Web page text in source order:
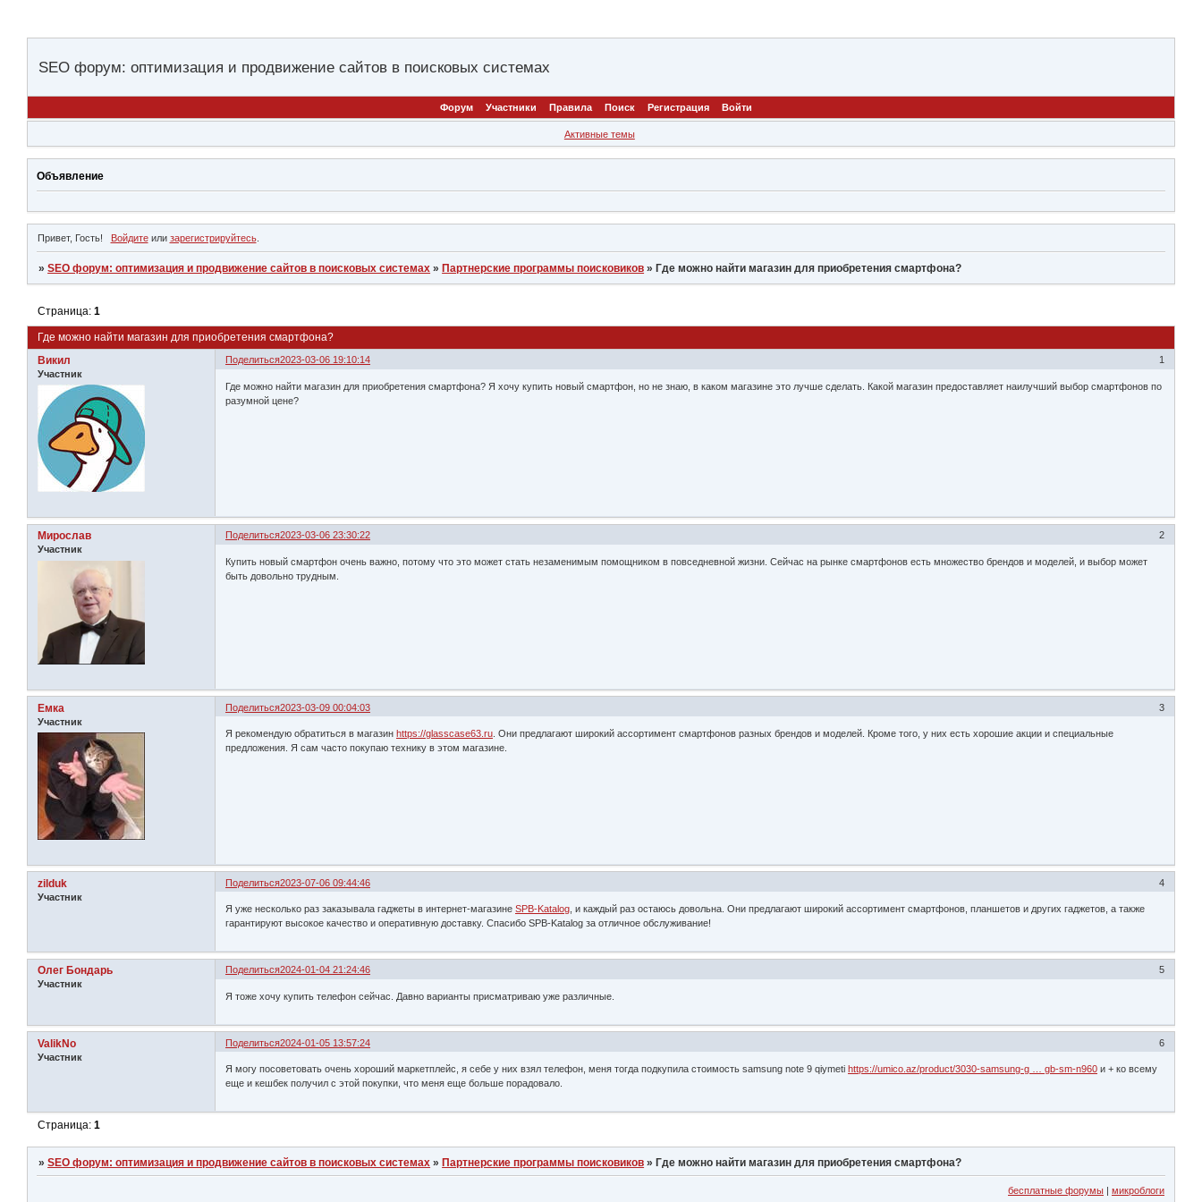
SEO форум: оптимизация и продвижение сайтов в поисковых системах
Форум Участники Правила Поиск Регистрация Войти
Активные темы
Объявление
Привет, Гость! Войдитеили зарегистрируйтесь.
»SEO форум: оптимизация и продвижение сайтов в поисковых системах » Партнерские программы поисковиков » Где можно найти магазин для приобретения смартфона?
Где можно найти магазин для приобретения смартфона?
Страница:1
Поделиться 1
2023-03-06 19:10:14
Викил
Участник
Где можно найти магазин для приобретения смартфона? Я хочу купить новый смартфон, но не знаю, в каком магазине это лучше сделать. Какой магазин предоставляет наилучший выбор смартфонов по
разумной цене?
Поделиться 2
2023-03-06 23:30:22
Мирослав
Участник
Купить новый смартфон очень важно, потому что это может стать незаменимым помощником в повседневной жизни. Сейчас на рынке смартфонов есть множество брендов и моделей, и выбор может
быть довольно трудным.
Поделиться 3
2023-03-09 00:04:03
Емка
Участник
Я рекомендую обратиться в магазинhttps://glasscase63.ru . Они предлагают широкий ассортимент смартфонов разных брендов и моделей. Кроме того, у них есть хорошие акции и специальные
предложения. Я сам часто покупаю технику в этом магазине.
Поделиться 4
2023-07-06 09:44:46
zilduk
Участник
Я уже несколько раз заказывала гаджеты в интернет-магазинеSPB-Katalog, и каждый раз остаюсь довольна. Они предлагают широкий ассортимент смартфонов, планшетов и других гаджетов, а также
гарантируют высокое качество и оперативную доставку. Спасибо SPB-Katalog за отличное обслуживание!
Поделиться 5
2024-01-04 21:24:46
Олег Бондарь
Участник
Я тоже хочу купить телефон сейчас. Давно варианты присматриваю уже различные.
Поделиться 6
2024-01-05 13:57:24
ValikNo
Участник
Я могу посоветовать очень хороший маркетплейс, я себе у них взял телефон, меня тогда подкупила стоимость samsung note 9 qiymeti https://umico.az/product/3030-samsung-g … gb-sm-n960 и + ко всему
еще и кешбек получил с этой покупки, что меня еще больше порадовало.
Страница:1
»SEO форум: оптимизация и продвижение сайтов в поисковых системах »Партнерские программы поисковиков »Где можно найти магазин для приобретения смартфона?
бесплатные форумы микроблоги